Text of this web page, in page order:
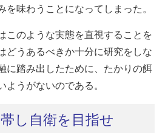
を味わうことになってしまった。
このような実態を直視することを
どうあるべきか十分に研究をしな
に踏み出したために、たかりの餌
ようがないのである。
し自衛を目指せ